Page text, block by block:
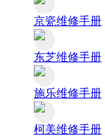
京瓷维修手册
东芝维修手册
施乐维修手册
柯美维修手册